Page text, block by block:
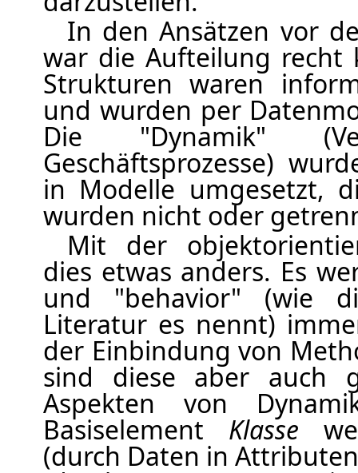
In den Ansätzen vor
war die Aufteilung recht
Strukturen waren
und wurden per
Die "Dynamik"
Geschäftsprozesse)
in Modelle umgesetzt,
wurden nicht oder
Mit der
dies etwas anders. Es
und "behavior" (wie
Literatur es nennt)
der Einbindung von
sind diese aber auch
Aspekten von
Basiselement Klasse
(durch Daten in